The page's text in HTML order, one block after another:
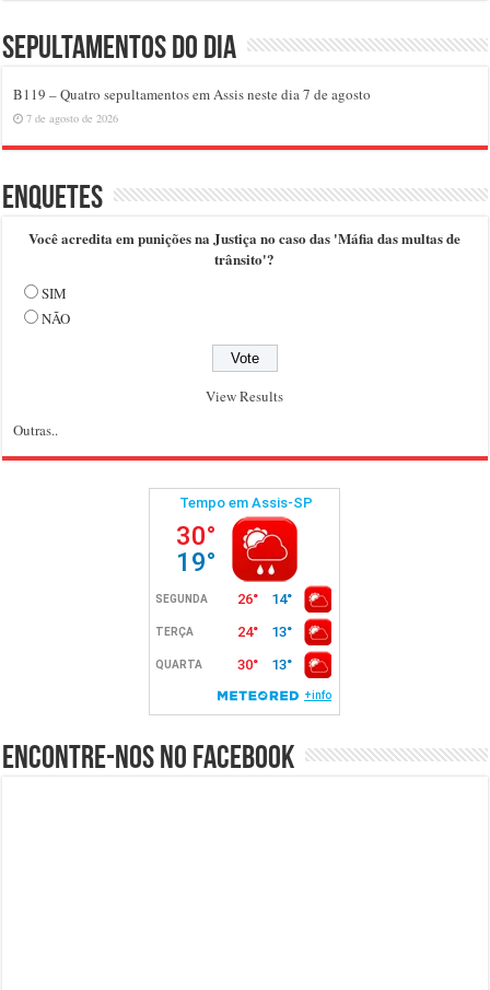
Sepultamentos do dia
B119 – Quatro sepultamentos em Assis neste dia 7 de agosto
7 de agosto de 2026
Enquetes
Você acredita em punições na Justiça no caso das 'Máfia das multas de
trânsito'?
SIM
NÃO
View Results
Outras..
Encontre-nos no Facebook